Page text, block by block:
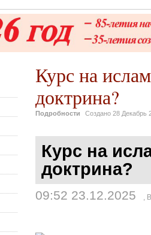
Курс на
доктрина?
Подробности Создано 28 Декабрь
Курс на
доктрина?
09:52 23.12.2025 ,